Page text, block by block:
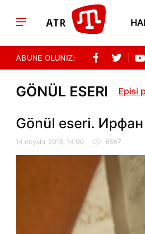
ABUNE OLUNIZ:
GÖNÜL ESERI Episi
Gönül eseri.
14 noyabr 2015, 14:00 8567